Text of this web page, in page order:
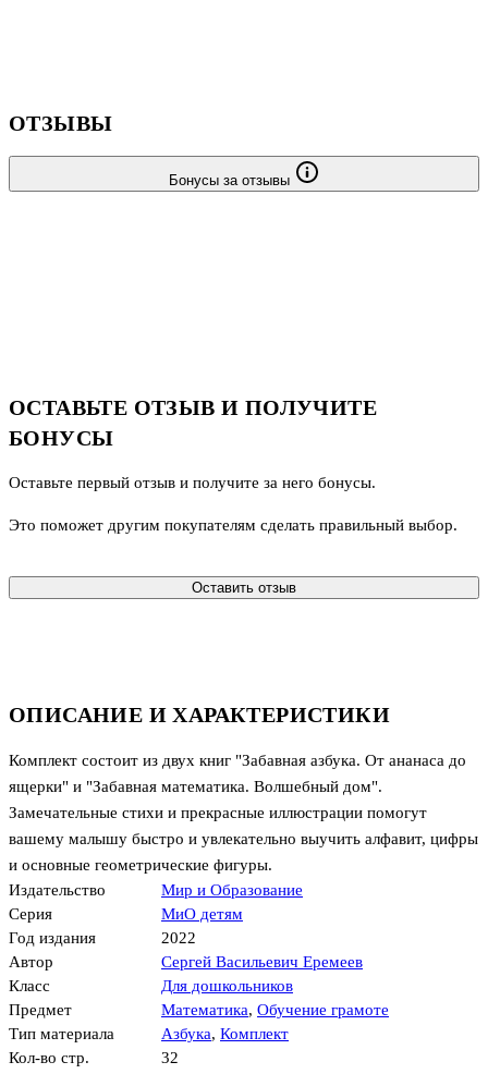
ОПИСАНИЕ И ХАРАКТЕРИСТИКИ
Комплект состоит из двух книг "Забавная азбука. От ананаса до
ящерки" и "Забавная математика. Волшебный дом".
Замечательные стихи и прекрасные иллюстрации помогут
вашему малышу быстро и увлекательно выучить алфавит, цифры
и основные геометрические фигуры.
Издательство
Мир и Образование
Серия
МиО детям
Год издания
2022
Автор
Сергей Васильевич Еремеев
Класс
Для дошкольников
Предмет
Математика, Обучение грамоте
Тип материала
Азбука, Комплект
Кол-во стр.
32
ОТЗЫВЫ
Бонусы за отзывы
ОСТАВЬТЕ ОТЗЫВ И ПОЛУЧИТЕ
БОНУСЫ
Оставьте первый отзыв и получите за него бонусы.
Это поможет другим покупателям сделать правильный выбор.
Оставить отзыв